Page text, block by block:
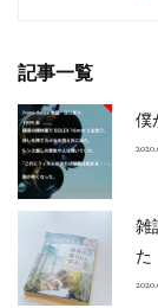
記事一覧
僕
雑
た